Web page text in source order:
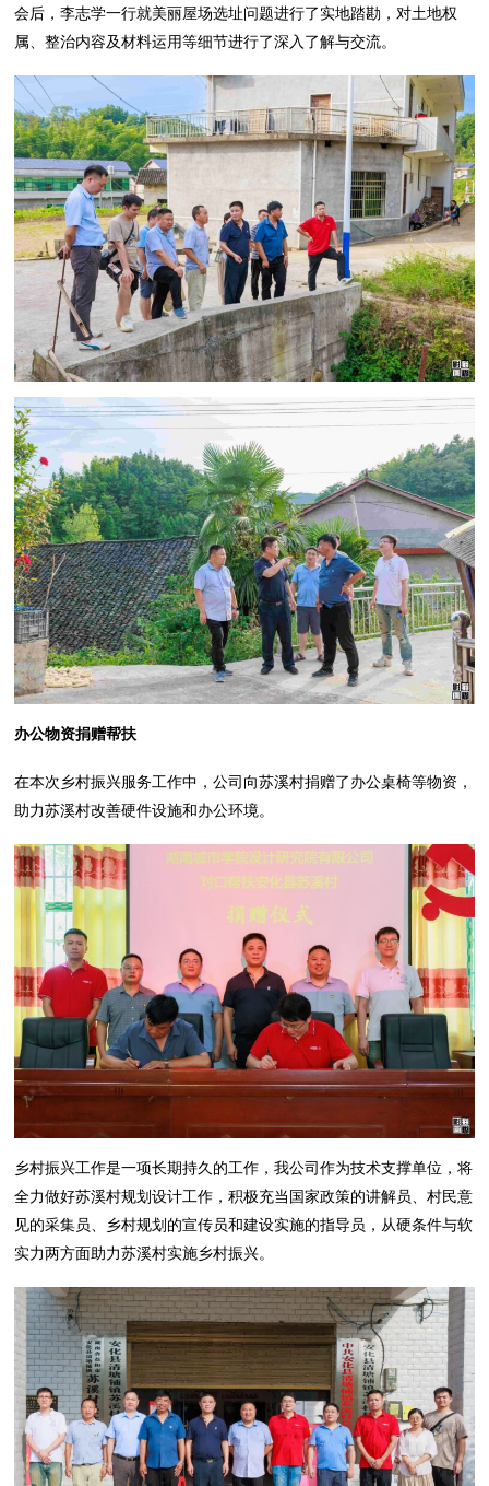
会后，李志学一行就美丽屋场选址问题进行了实地踏勘，对土地权
属、整治内容及材料运用等细节进行了深入了解与交流。
办公物资捐赠帮扶
在本次乡村振兴服务工作中，公司向苏溪村捐赠了办公桌椅等物资，
助力苏溪村改善硬件设施和办公环境。
乡村振兴工作是一项长期持久的工作，我公司作为技术支撑单位，将
全力做好苏溪村规划设计工作，积极充当国家政策的讲解员、村民意
见的采集员、乡村规划的宣传员和建设实施的指导员，从硬条件与软
实力两方面助力苏溪村实施乡村振兴。